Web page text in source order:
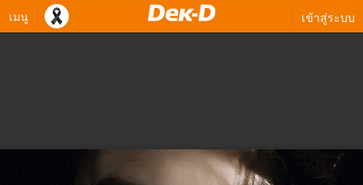
เมนู เข้าสู่ระบบ